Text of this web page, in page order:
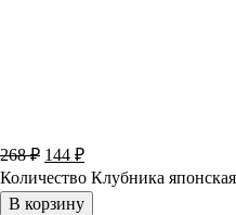
268₽ 144 ₽
Количество Клубника
В корзину